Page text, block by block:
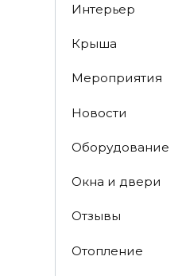
Интерьер
Крыша
Мероприятия
Новости
Оборудование
Окна и двери
Отзывы
Отопление